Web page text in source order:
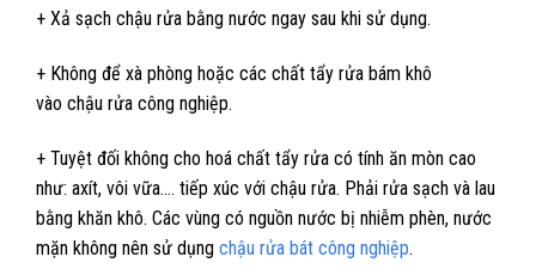
+ Xả sạch chậu rửa bằng nước ngay sau khi sử dụng.
+ Không để xà phòng hoặc các chất tẩy rửa bám khô
vào chậu rửa công nghiệp.
+ Tuyệt đối không cho hoá chất tẩy rửa có tính ăn mòn cao
như: axít, vôi vữa…. tiếp xúc với chậu rửa. Phải rửa sạch và lau
bằng khăn khô. Các vùng có nguồn nước bị nhiễm phèn, nước
mặn không nên sử dụng chậu rửa bát công nghiệp.